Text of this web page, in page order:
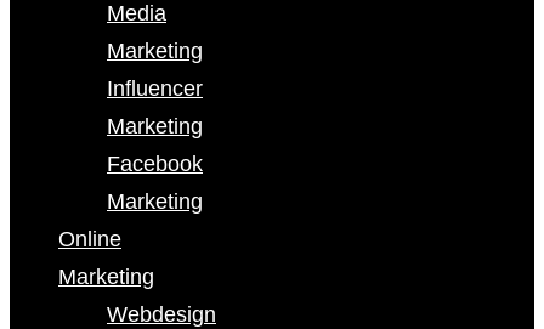
Media
Marketing
Influencer
Marketing
Facebook
Marketing
Online
Marketing
Webdesign